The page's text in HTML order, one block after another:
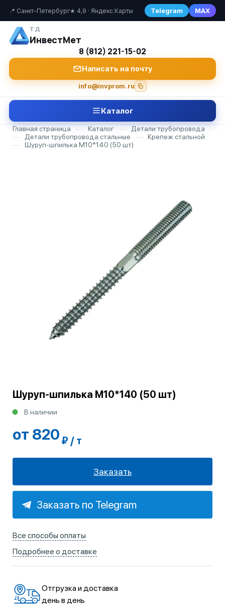
📍 Санкт-Петербург★ 4,9 · Яндекс.Карты Telegram MAX
ТД
ИнвестМет
8 (812) 221-15-02
Написать на почту
info@invprom.ru
Каталог
Главная страница — Каталог —
Детали трубопровода
—
Детали трубопровода стальные —
Крепеж стальной
—
Шуруп-шпилька М10*140 (50 шт)
Шуруп-шпилька М10*140 (50 шт)
В наличии
от 820 ₽ / т
Заказать
Заказать по Telegram
Все способы оплаты
Подробнее о доставке
Отгрузка и доставка
день в день